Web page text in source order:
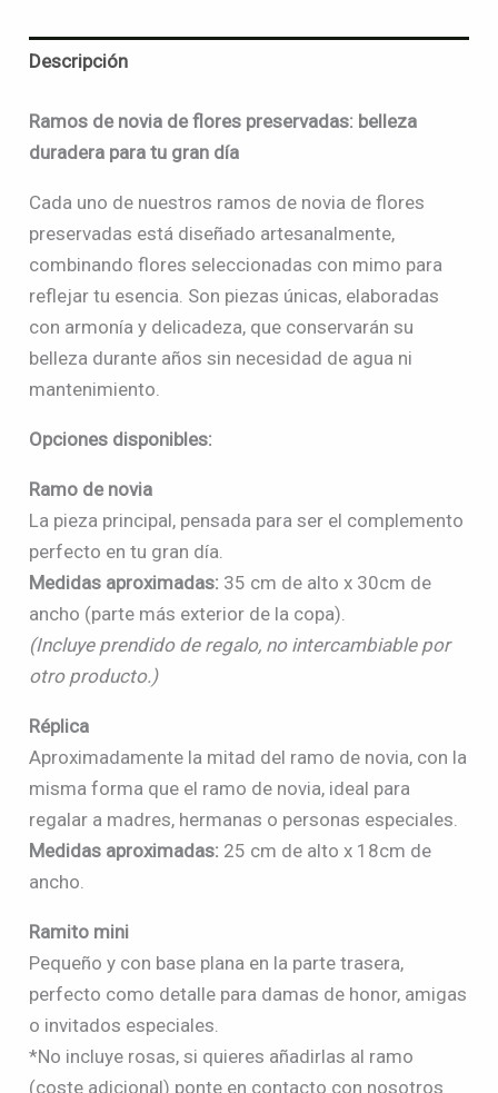
Descripción
Ramos de novia de flores preservadas: belleza
duradera para tu gran día
Cada uno de nuestros ramos de novia de flores
preservadas está diseñado artesanalmente,
combinando flores seleccionadas con mimo para
reflejar tu esencia. Son piezas únicas, elaboradas
con armonía y delicadeza, que conservarán su
belleza durante años sin necesidad de agua ni
mantenimiento.
Opciones disponibles:
Ramo de novia
La pieza principal, pensada para ser el complemento
perfecto en tu gran día.
Medidas aproximadas: 35 cm de alto x 30cm de
ancho (parte más exterior de la copa).
(Incluye prendido de regalo, no intercambiable por
otro producto.)
Réplica
Aproximadamente la mitad del ramo de novia, con la
misma forma que el ramo de novia, ideal para
regalar a madres, hermanas o personas especiales.
Medidas aproximadas: 25 cm de alto x 18cm de
ancho.
Ramito mini
Pequeño y con base plana en la parte trasera,
perfecto como detalle para damas de honor, amigas
o invitados especiales.
*No incluye rosas, si quieres añadirlas al ramo
(coste adicional) ponte en contacto con nosotros